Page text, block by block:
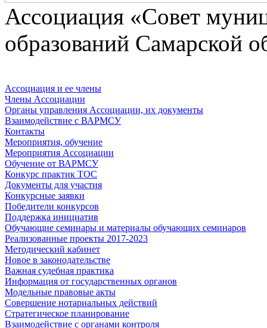
Ассоциaция «Совет
образований Самарской
Ассоциация и ее члены
Члены Ассоциации
Органы управления Ассоциации, их документы
Взаимодействие c ВАРМСУ
Контакты
Мероприятия, обучение
Мероприятия Ассоциации
Обучение от ВАРМСУ
Конкурс практик ТОС
Документы для участия
Конкурсные заявки
Победители конкурсов
Поддержка инициатив
Обучающие семинары и материалы обучающих семинаров
Реализованные проекты 2017-2023
Методический кабинет
Новое в законодательстве
Важная судебная практика
Информация от государственных органов
Модельные правовые акты
Совершение нотариальных действий
Стратегическое планирование
Взаимодействие с органами контроля